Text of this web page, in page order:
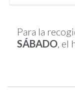
Para la
SÁBADO, el